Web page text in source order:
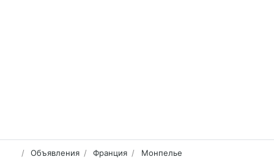
Объявления Франция Монпелье